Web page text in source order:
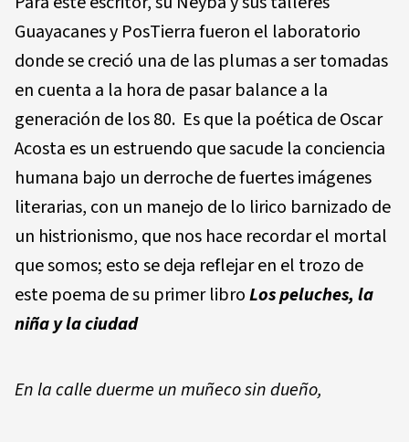
Guayacanes y PosTierra fueron el laboratorio
donde se creció una de las plumas a ser tomadas
en cuenta a la hora de pasar balance a la
generación de los 80. Es que la poética de Oscar
Acosta es un estruendo que sacude la conciencia
humana bajo un derroche de fuertes imágenes
literarias, con un manejo de lo lirico barniza­do de
un histrionismo, que nos hace recordar el mortal
que somos; esto se deja reflejar en el trozo de
este poema de su primer libroLos peluches, la
niña y la ciudad
En la calle duerme un muñeco sin dueño,